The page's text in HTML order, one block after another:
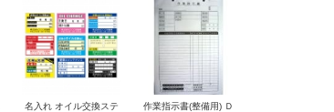
名入れ オイル交換ステ
作業指示書(整備用) Ｄ